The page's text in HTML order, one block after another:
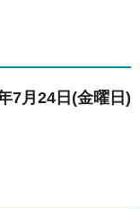
7月24日(金曜日 )